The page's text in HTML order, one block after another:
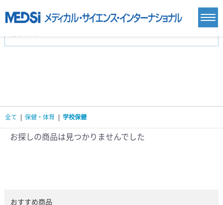
臨床医学:一般(359) 臨床医学:内科系(407)
基礎医学(93)
看護学(21)
医療技術(16)
栄養学(0)
薬学(7)
全て | 保健・体育 | 学校保健
お探しの商品は見つかりませんでした
おすすめ商品